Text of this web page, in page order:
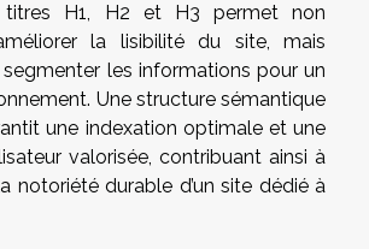
titres H1, H2 et H3 permet non
la lisibilité du site, mais
les informations pour un
Une structure sémantique
une indexation optimale et une
valorisée, contribuant ainsi à
notoriété durable d’un site dédié à